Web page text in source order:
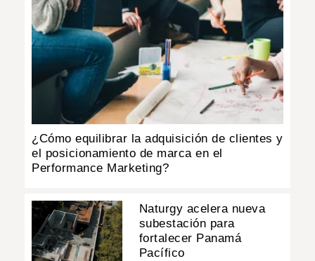
IMPRESO
¿Cómo equilibrar la adquisición de clientes y
el posicionamiento de marca en el
Performance Marketing?
Naturgy acelera nueva
subestación para
fortalecer Panamá
Pacífico